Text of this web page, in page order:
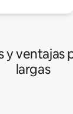
y ventajas
largas